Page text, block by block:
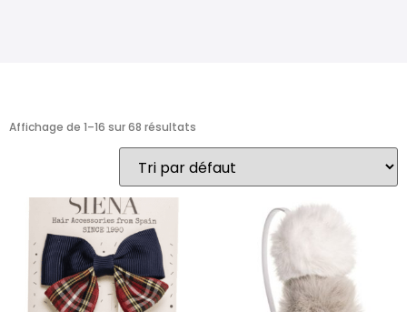
Affichage de 1–16 sur 68 résultats